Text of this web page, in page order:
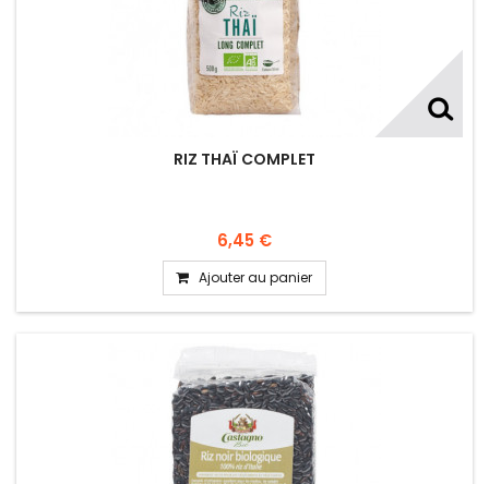
RIZ THAÏ COMPLET
6,45 €
Ajouter au panier